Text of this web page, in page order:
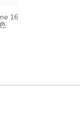
16